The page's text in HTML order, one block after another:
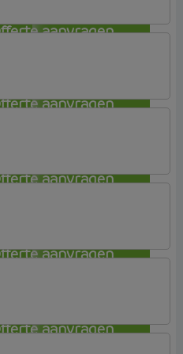
aanvragen
aanvragen
aanvragen
aanvragen
aanvragen